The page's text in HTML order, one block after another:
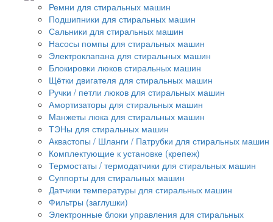
Ремни для стиральных машин
Подшипники для стиральных машин
Сальники для стиральных машин
Насосы помпы для стиральных машин
Электроклапана для стиральных машин
Блокировки люков стиральных машин
Щётки двигателя для стиральных машин
Ручки / петли люков для стиральных машин
Амортизаторы для стиральных машин
Манжеты люка для стиральных машин
ТЭНы для стиральных машин
Аквастопы / Шланги / Патрубки для стиральных машин
Комплектующие к установке (крепеж)
Термостаты / термодатчики для стиральных машин
Суппорты для стиральных машин
Датчики температуры для стиральных машин
Фильтры (заглушки)
Электронные блоки управления для стиральных